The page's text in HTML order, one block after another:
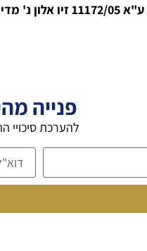
ע"א 11172/05 זיו אלון נ'
פנייה
להערכת סיכויי